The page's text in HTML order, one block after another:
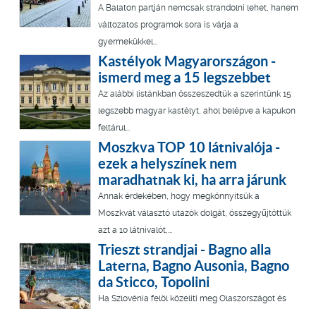
A Balaton partján nemcsak strandolni lehet, hanem
változatos programok sora is várja a
gyermekükkel...
Kastélyok Magyarországon -
ismerd meg a 15 legszebbet
Az alábbi listánkban összeszedtük a szerintünk 15
legszebb magyar kastélyt, ahol belépve a kapukon
feltárul...
Moszkva TOP 10 látnivalója -
ezek a helyszínek nem
maradhatnak ki, ha arra járunk
Annak érdekében, hogy megkönnyítsük a
Moszkvát választó utazók dolgát, összegyűjtöttük
azt a 10 látnivalót,...
Trieszt strandjai - Bagno alla
Laterna, Bagno Ausonia, Bagno
da Sticco, Topolini
Ha Szlovénia felöl közelíti meg Olaszországot és